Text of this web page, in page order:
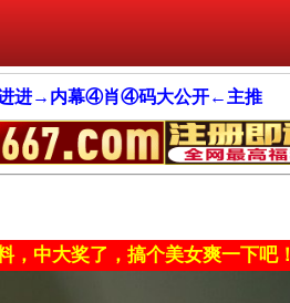
进→内幕④肖④码大公开←主推
，中大奖了，搞个美女爽一下吧！